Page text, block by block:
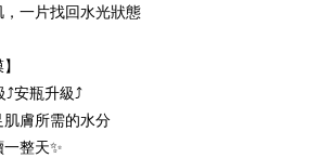
semakan oleh AFTEE.
mestilah lebih besar daripada NT$20.
untuk ahli Taiwan.
percuma untuk pesanan
，一片找回水光狀態
⤴️安瓶升級⤴️
膚所需的水分
整天✨